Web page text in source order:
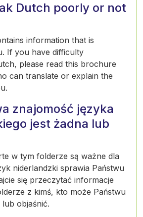
Dutch poorly or not
information that is
If you have difficulty
please read this brochure
can translate or explain the
znajomość języka
jest żadna lub
w tym folderze są ważne dla
niderlandzki sprawia Państwu
się przeczytać informacje
z kimś, kto może Państwu
lub objaśnić.